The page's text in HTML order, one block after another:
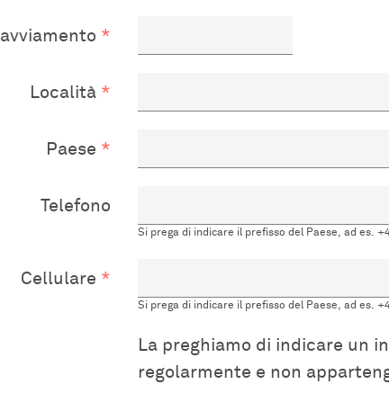
Località
Paese
Telefono
Si prega di indicare il prefisso del Paese, ad es.
Cellulare
Si prega di indicare il prefisso del Paese, ad es.
La preghiamo di indicare un
regolarmente e non